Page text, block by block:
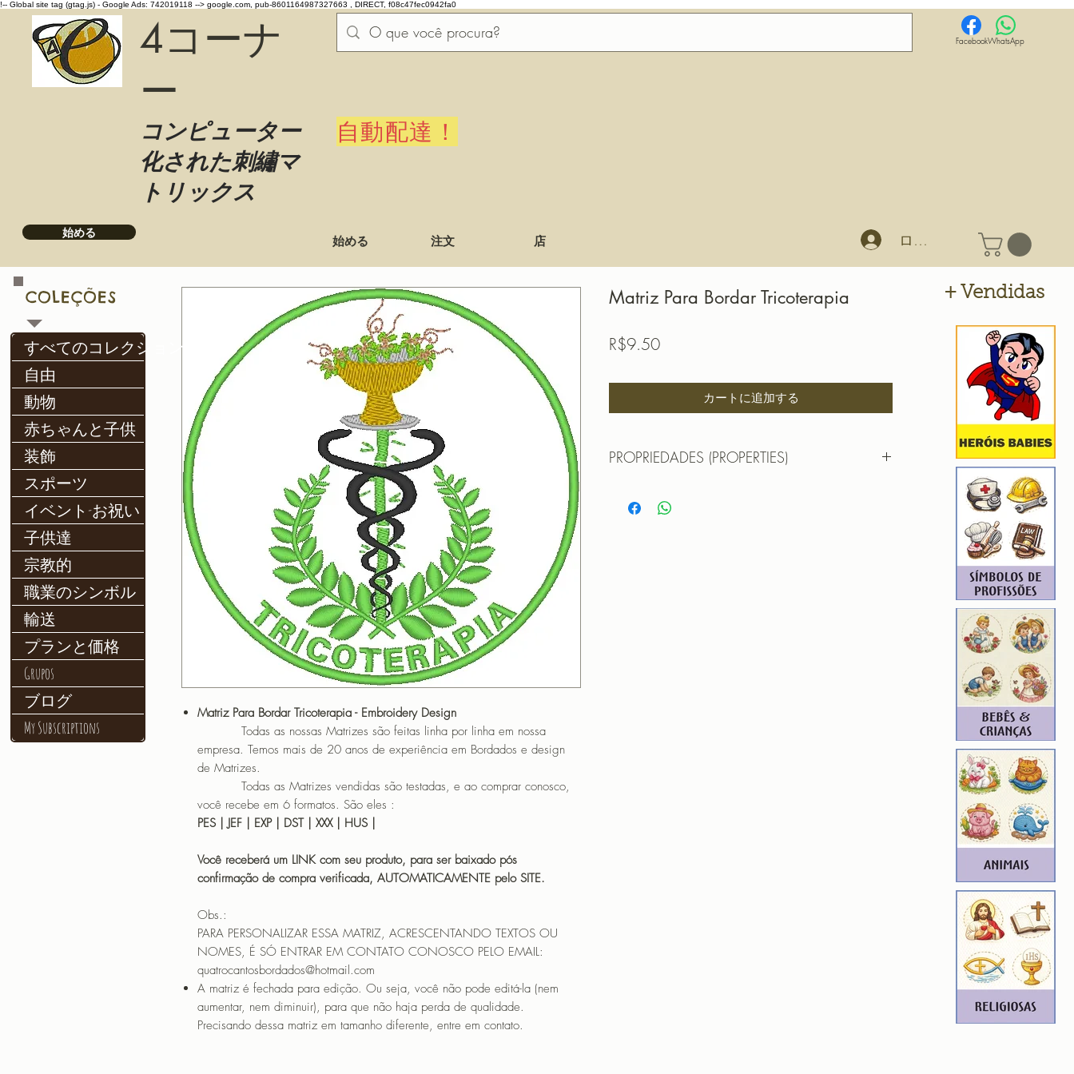
!-- Global site tag (gtag.js) - Google Ads: 742019118 --> google.com, pub-8601164987327663 , DIRECT, f08c47fec0942fa0
4コーナ
ー
コンピューター
化された刺繡マ
トリックス
自動配達！
FacebookWhatsApp
始める
始める 注文 店 ログイン
Matriz Para Bordar Tricoterapia - Embroidery Design
Todas as nossas Matrizes são feitas linha por linha em nossa
empresa. Temos mais de 20 anos de experiência em Bordados e design
de Matrizes.
Todas as Matrizes vendidas são testadas, e ao comprar conosco,
você recebe em 6 formatos. São eles :
PES | JEF | EXP | DST | XXX | HUS |
Você receberá um LINK com seu produto, para ser baixado pós
confirmação de compra verificada, AUTOMATICAMENTE pelo SITE.
Obs.:
PARA PERSONALIZAR ESSA MATRIZ, ACRESCENTANDO TEXTOS OU
NOMES, É SÓ ENTRAR EM CONTATO CONOSCO PELO EMAIL:
quatrocantosbordados@hotmail.com
A matriz é fechada para edição. Ou seja, você não pode editá-la (nem
aumentar, nem diminuir), para que não haja perda de qualidade.
Precisando dessa matriz em tamanho diferente, entre em contato.
Matriz Para Bordar Tricoterapia
R$9.50価
カートに追加する
PROPRIEDADES (PROPERTIES)
TAMANHO (SIZE) : 9,86 cm x 9,87cm
すべてのコレクション
自由
動物
赤ちゃんと子供
装飾
スポーツ
イベント-お祝い
子供達
宗教的
職業のシンボル
輸送
プランと価格
Grupos
ブログ
My Subscriptions
COLEÇÕES + Vendidas